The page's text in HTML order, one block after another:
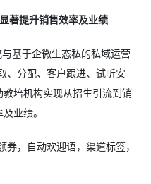
著提升销售效率及业绩
基于企微生态私的私域运营
、分配、客户跟进、试听安
培机构实现从招生引流到销
业绩。
，自动欢迎语，渠道标签，